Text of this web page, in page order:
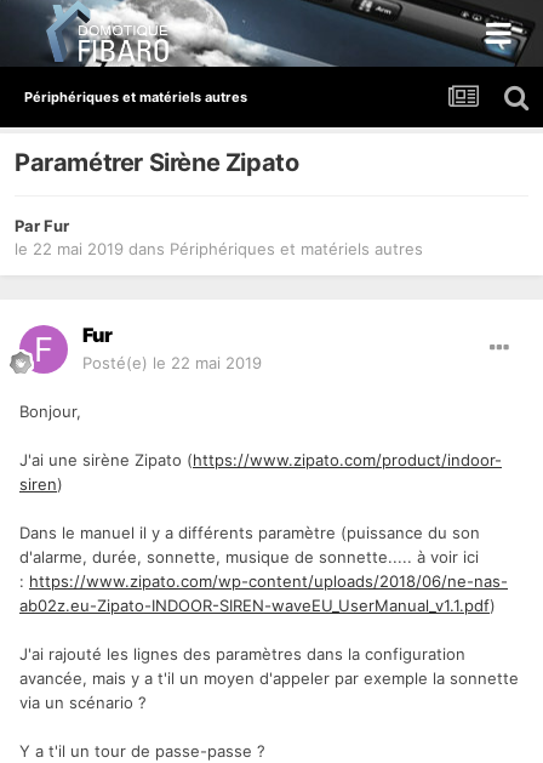
Périphériques et matériels autres
Paramétrer Sirène Zipato
ParFur
le 22 mai 2019 dans Périphériques et matériels autres
Fur
Posté(e) le 22 mai 2019
Bonjour,
J'ai une sirène Zipato (https://www.zipato.com/product/indoor-
siren)
Dans le manuel il y a différents paramètre (puissance du son
d'alarme, durée, sonnette, musique de sonnette..... à voir ici
: https://www.zipato.com/wp-content/uploads/2018/06/ne-nas-
ab02z.eu-Zipato-INDOOR-SIREN-waveEU_UserManual_v1.1.pdf)
J'ai rajouté les lignes des paramètres dans la configuration
avancée, mais y a t'il un moyen d'appeler par exemple la sonnette
via un scénario ?
Y a t'il un tour de passe-passe ?